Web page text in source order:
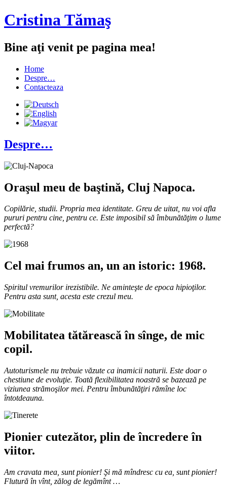
Cristina Tămaş
Bine aţi venit pe pagina mea!
Home
Despre…
Contacteaza
Despre…
Oraşul meu de baştină, Cluj Napoca.
Copilărie, studii. Propria mea identitate. Greu de uitat, nu voi afla
pururi pentru cine, pentru ce. Este imposibil să îmbunătăţim o lume
perfectă?
Cel mai frumos an, un an istoric: 1968.
Spiritul vremurilor irezistibile. Ne aminteşte de epoca hipioţilor.
Pentru asta sunt, acesta este crezul meu.
Mobilitatea tătărească în sînge, de mic
copil.
Autoturismele nu trebuie văzute ca inamicii naturii. Este doar o
chestiune de evoluţie. Toată flexibilitatea noastră se bazează pe
viziunea strămoşilor mei. Pentru îmbunătăţiri rămîne loc
întotdeauna.
Pionier cutezător, plin de încredere în
viitor.
Am cravata mea, sunt pionier! Şi mă mîndresc cu ea, sunt pionier!
Flutură în vînt, zălog de legămînt …